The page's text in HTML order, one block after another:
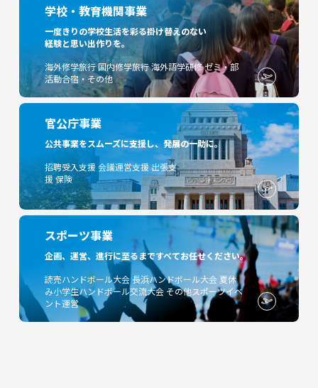
学校・教育機関事業
一度きりの学校生活を彩る掛け替えのない
経験と思い出作りを。
海外修学旅行国内修学旅行海外語学研修ゼミ・部
活動合宿・その他
官公庁事業
公共事業をスムーズに支援し、発展の一助に。
招聘受入支援会議運営支援出張支
援保険
スポーツ事業
企画、運営、進行に至るまですべてお任せください。
読売ハンドボール大会長浜ハンドボール大会夏休
み小学生ハンドボール交流大会その他スポーツイベ
ント運営